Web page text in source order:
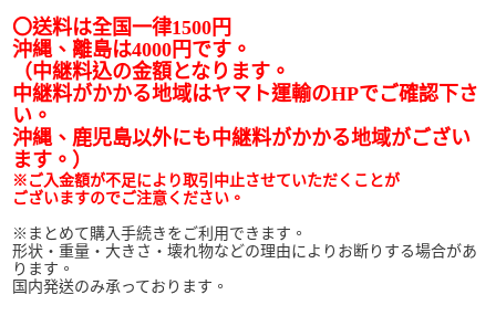
〇送料は全国一律1500円
沖縄、離島は4000円です。
（中継料込の金額となります。
中継料がかかる地域はヤマト運輸のHPでご確認下さ
い。
沖縄、鹿児島以外にも中継料がかかる地域がござい
ます。）
※ご入金額が不足により取引中止させていただくことが
ございますのでご注意ください。
※まとめて購入手続きをご利用できます。
形状・重量・大きさ・壊れ物などの理由によりお断りする場合があ
ります。
国内発送のみ承っております。